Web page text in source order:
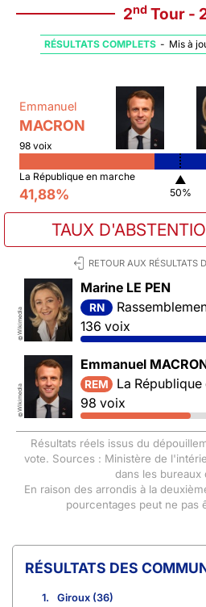
2ndTour -
RÉSULTATS COMPLETS - Mis à
Emmanuel
MACRON
98 voix
La République en marche
41,88%
▲
50%
TAUX
RETOUR AUX RÉSULTATS
©
Wikimedia
Marine LE PEN
RN
Rassemblement
136 voix
©
Wikimedia
Emmanuel
REM
La
98 voix
Résultats réels issus du
vote. Sources : Ministère de
dans les bureaux
En raison des arrondis à la
pourcentages peut ne pas
1.
Giroux (36)